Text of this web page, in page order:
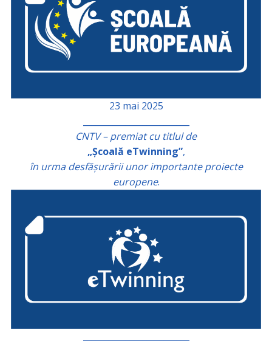
23 mai 2025
CNTV – premiat cu titlul de
„Școală eTwinning”,
în urma desfășurării unor importante proiecte
europene.